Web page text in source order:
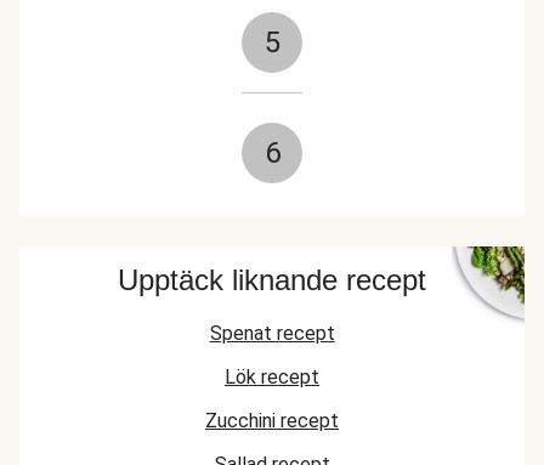
5
6
Upptäck liknande recept
Spenat recept
Lök recept
Zucchini recept